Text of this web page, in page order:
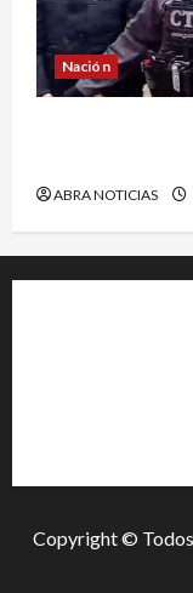
Nación
ABRA NOTICIAS
Copyright © Todos